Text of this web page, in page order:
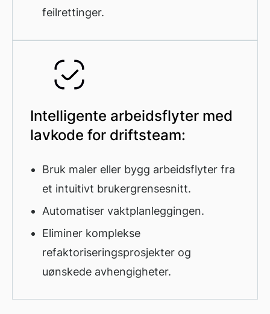
feilrettinger.
Intelligente arbeidsflyter med
lavkode for driftsteam:
Bruk maler eller bygg arbeidsflyter fra
et intuitivt brukergrensesnitt.
Automatiser vaktplanleggingen.
Eliminer komplekse
refaktoriseringsprosjekter og
uønskede avhengigheter.